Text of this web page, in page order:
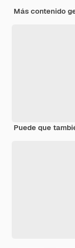
Más contenido
Puede que